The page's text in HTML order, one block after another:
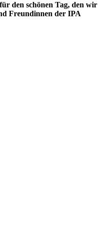
den schönen Tag, den wir
Freundinnen der IPA